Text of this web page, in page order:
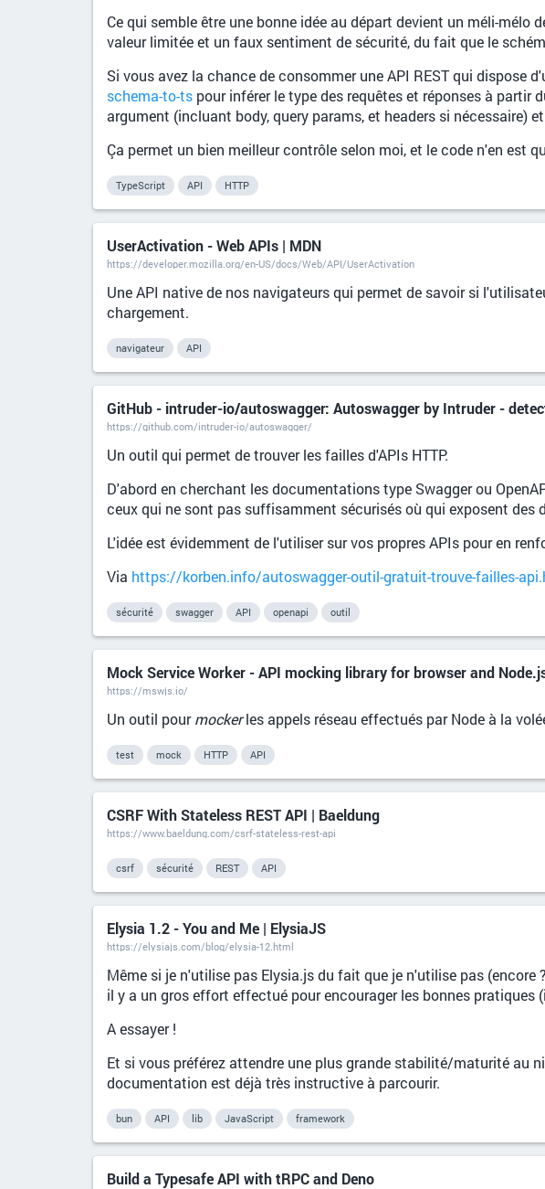
Ce qui semble être une bonne idée au départ devient un méli-
valeur limitée et un faux sentiment de sécurité, du fait que le
Si vous avez la chance de consommer une API REST qui dispose
schema-to-ts pour inférer le type des requêtes et réponses à partir
argument (incluant body, query params, et headers si nécessaire)
Ça permet un bien meilleur contrôle selon moi, et le code n'en est
TypeScript API HTTP
UserActivation - Web APIs | MDN
https://developer.mozilla.org/en-US/docs/Web/API/UserActivation
Une API native de nos navigateurs qui permet de savoir si
chargement.
navigateur API
GitHub - intruder-io/autoswagger: Autoswagger by Intruder -
https://github.com/intruder-io/autoswagger/
Un outil qui permet de trouver les failles d'APIs HTTP.
D'abord en cherchant les documentations type Swagger ou
ceux qui ne sont pas suffisamment sécurisés où qui exposent des
L'idée est évidemment de l'utiliser sur vos propres APIs pour en
Via https://korben.info/autoswagger-outil-gratuit-trouve-failles-
sécurité swagger API openapi outil
Mock Service Worker - API mocking library for browser and
https://mswjs.io/
Un outil pourmockerles appels réseau effectués par Node à la
test mock HTTP API
CSRF With Stateless REST API | Baeldung
https://www.baeldung.com/csrf-stateless-rest-api
csrf sécurité REST API
Elysia 1.2 - You and Me | ElysiaJS
https://elysiajs.com/blog/elysia-12.html
Même si je n'utilise pas Elysia.js du fait que je n'utilise pas
il y a un gros effort effectué pour encourager les bonnes
A essayer !
Et si vous préférez attendre une plus grande stabilité/maturité au
documentation est déjà très instructive à parcourir.
bun API lib JavaScript framework
Build a Typesafe API with tRPC and Deno